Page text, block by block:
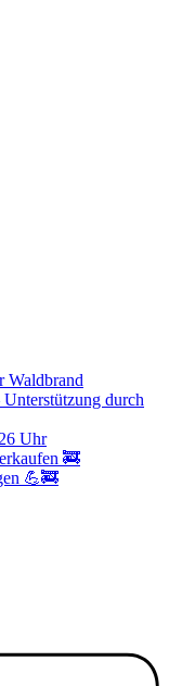
Waldbrand
durch
Uhr
🚒
💪🚒